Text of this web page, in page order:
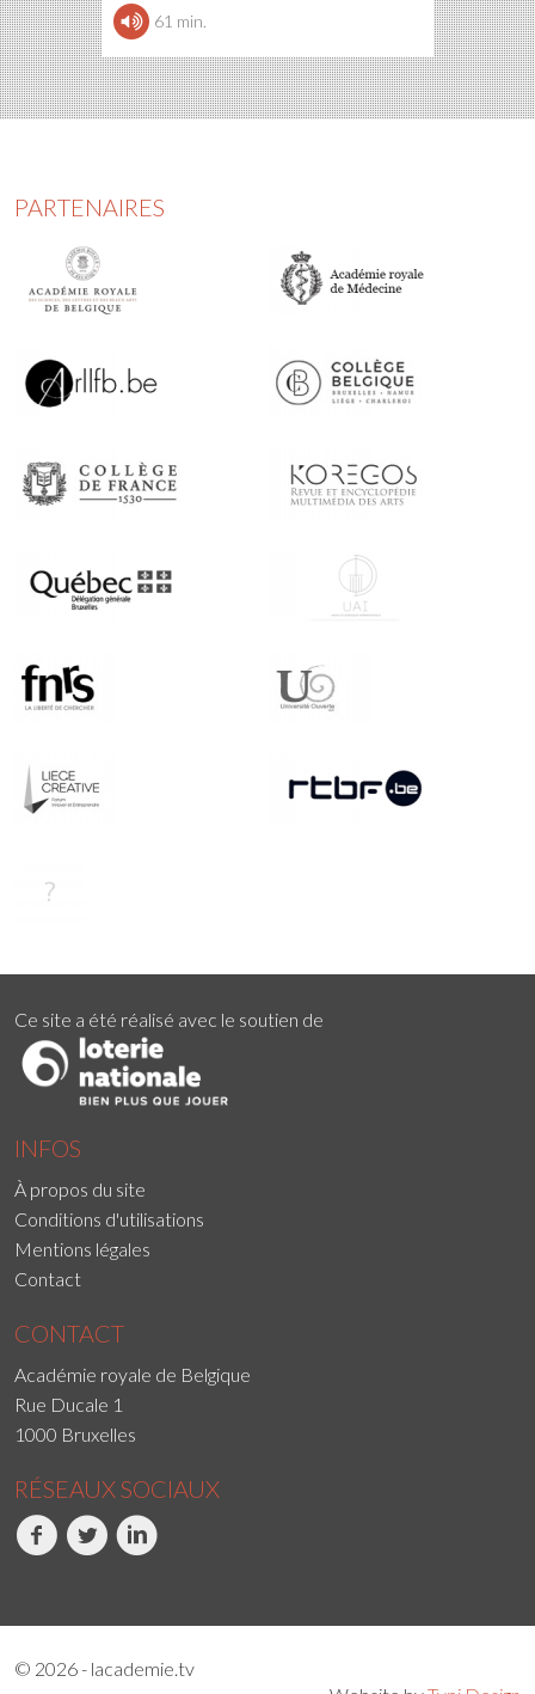
61 min.
PARTENAIRES
Ce site a été réalisé avec le soutien de
INFOS
À propos du site
Conditions d'utilisations
Mentions légales
Contact
CONTACT
Académie royale de Belgique
Rue Ducale 1
1000 Bruxelles
RÉSEAUX SOCIAUX
© 2026 - lacademie.tv